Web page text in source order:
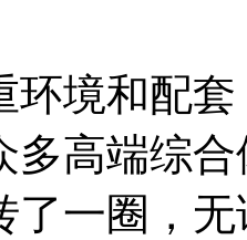
环境和配
多高端综
了一圈，